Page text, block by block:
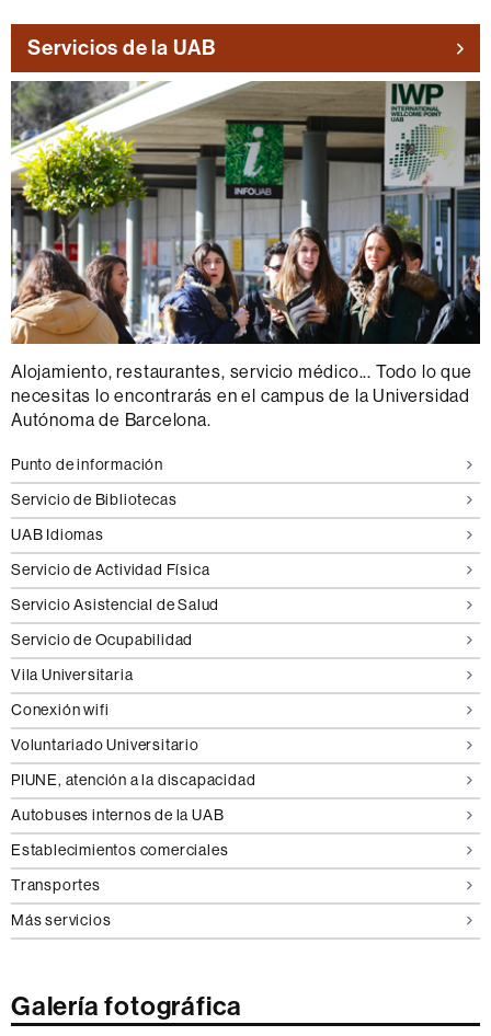
Servicios de la UAB
Alojamiento, restaurantes, servicio médico... Todo lo que
necesitas lo encontrarás en el campus de la Universidad
Autónoma de Barcelona.
Punto de información
Servicio de Bibliotecas
UAB Idiomas
Servicio de Actividad Física
Servicio Asistencial de Salud
Servicio de Ocupabilidad
Vila Universitaria
Conexión wifi
Voluntariado Universitario
PIUNE, atención a la discapacidad
Autobuses internos de la UAB
Establecimientos comerciales
Transportes
Más servicios
Galería fotográfica